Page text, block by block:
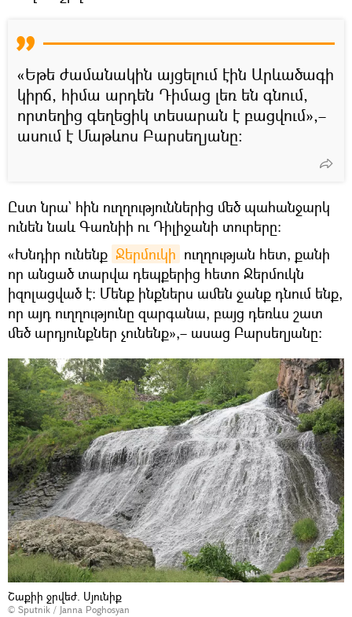
«Եթե ժամանակին այցելում էին Արևածագի
կիրճ, հիմա արդեն Դիմաց լեռ են գնում,
որտեղից գեղեցիկ տեսարան է բացվում»,–
ասում է Մաթևոս Բարսեղյանը։
Ըստ նրա` հին ուղղություններից մեծ պահանջարկ
ունեն նաև Գառնիի ու Դիլիջանի տուրերը։
«Խնդիր ունենք Ջերմուկի ուղղության հետ, քանի
որ անցած տարվա դեպքերից հետո Ջերմուկն
իզոլացված է։ Մենք ինքներս ամեն ջանք դնում ենք,
որ այդ ուղղությունը զարգանա, բայց դեռևս շատ
մեծ արդյունքներ չունենք»,– ասաց Բարսեղյանը։
Շաքիի ջրվեժ. Սյունիք
© Sputnik / Janna Poghosyan